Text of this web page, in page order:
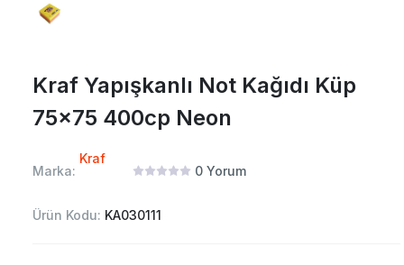
Kraf Yapışkanlı Not Kağıdı Küp
75x75 400cp Neon
Marka:
Kraf
0 Yorum
Ürün Kodu: KA030111